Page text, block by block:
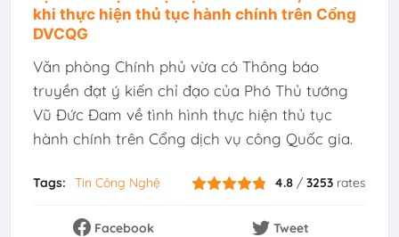
khi thực hiện thủ tục hành chính trên Cổng
DVCQG
Văn phòng Chính phủ vừa có Thông báo
truyền đạt ý kiến chỉ đạo của Phó Thủ tướng
Vũ Đức Đam về tình hình thực hiện thủ tục
hành chính trên Cổng dịch vụ công Quốc gia.
Tags: Tin Công Nghệ 4.8 /3253 rates
Facebook
Tweet